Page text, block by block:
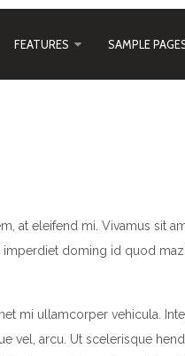
FEATURES SAMPLE
at eleifend mi. Vivamus sit
doming id quod
mi ullamcorper vehicula.
vel, arcu. Ut scelerisque